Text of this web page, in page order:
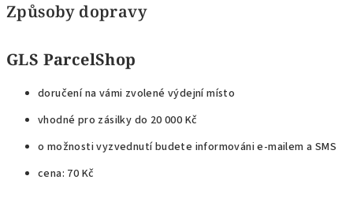
Způsoby dopravy
GLS ParcelShop
doručení na vámi zvolené výdejní místo
vhodné pro zásilky do 20 000 Kč
o možnosti vyzvednutí budete informováni e-mailem a SMS
cena: 70 Kč